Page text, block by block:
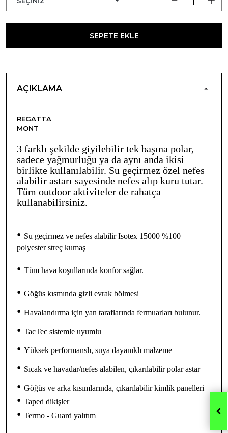
SEPETE EKLE
AÇIKLAMA
REGATTA
MONT
3 farklı şekilde giyilebilir tek başına polar,
sadece yağmurluğu ya da aynı anda ikisi
birlikte kullanılabilir. Su geçirmez özel nefes
alabilir astarı sayesinde nefes alıp kuru tutar.
Tüm outdoor aktiviteler de rahatça
kullanabilirsiniz.
• Su geçirmez ve nefes alabilir Isotex 15000 %100
polyester streç kumaş
• Tüm hava koşullarında konfor sağlar.
• Göğüs kısmında gizli evrak bölmesi
• Havalandırma için yan taraflarında fermuarları bulunur.
• TacTec sistemle uyumlu
• Yüksek performanslı, suya dayanıklı malzeme
• Sıcak ve havadar/nefes alabilen, çıkarılabilir polar astar
• Göğüs ve arka kısımlarında, çıkarılabilir kimlik panelleri
• Taped dikişler
• Termo - Guard yalıtım